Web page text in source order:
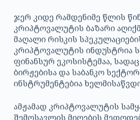
ჯერ კიდე რამდენიმე წლის
კრიპტოვალუტის ბაზარი
მაღალი რისკის
კრიპტოვალუტის ინდუსტრია
ფინანსურ ეკოსისტემაა,
ბირჟებისა და საბანკო
ინსტრუმენტებია
ამჟამად კრიპტოვალუტის
შემოსავლის მიღების